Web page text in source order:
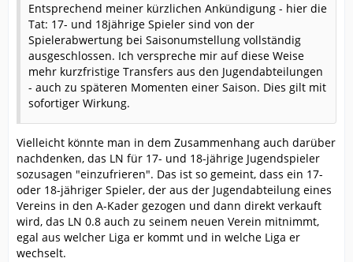
Entsprechend meiner kürzlichen Ankündigung - hier die
Tat: 17- und 18jährige Spieler sind von der
Spielerabwertung bei Saisonumstellung vollständig
ausgeschlossen. Ich verspreche mir auf diese Weise
mehr kurzfristige Transfers aus den Jugendabteilungen
- auch zu späteren Momenten einer Saison. Dies gilt mit
sofortiger Wirkung.
Vielleicht könnte man in dem Zusammenhang auch darüber
nachdenken, das LN für 17- und 18-jährige Jugendspieler
sozusagen "einzufrieren". Das ist so gemeint, dass ein 17-
oder 18-jähriger Spieler, der aus der Jugendabteilung eines
Vereins in den A-Kader gezogen und dann direkt verkauft
wird, das LN 0.8 auch zu seinem neuen Verein mitnimmt,
egal aus welcher Liga er kommt und in welche Liga er
wechselt.